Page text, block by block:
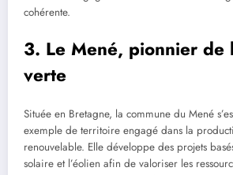
cohérente.
3. Le Mené, pionnier de
verte
Située en Bretagne, la commune du Mené
exemple de territoire engagé dans la
renouvelable. Elle développe des projets
solaire et l’éolien afin de valoriser les